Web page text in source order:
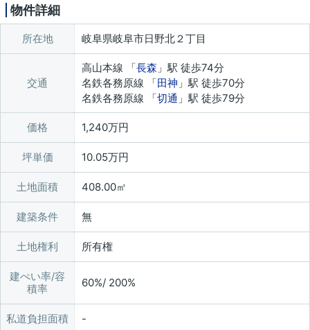
物件詳細
所在地 岐阜県岐阜市日野北２丁目
交通
高山本線 「長森 」駅 徒歩74分
名鉄各務原線 「田神 」駅 徒歩70分
名鉄各務原線 「切通 」駅 徒歩79分
価格 1,240万円
坪単価 10.05万円
土地面積 408.00㎡
建築条件 無
土地権利 所有権
建ぺい率/容
積率
60%/ 200%
私道負担面積